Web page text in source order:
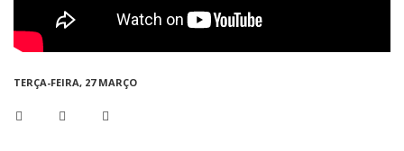
TERÇA-FEIRA, 27 MARÇO